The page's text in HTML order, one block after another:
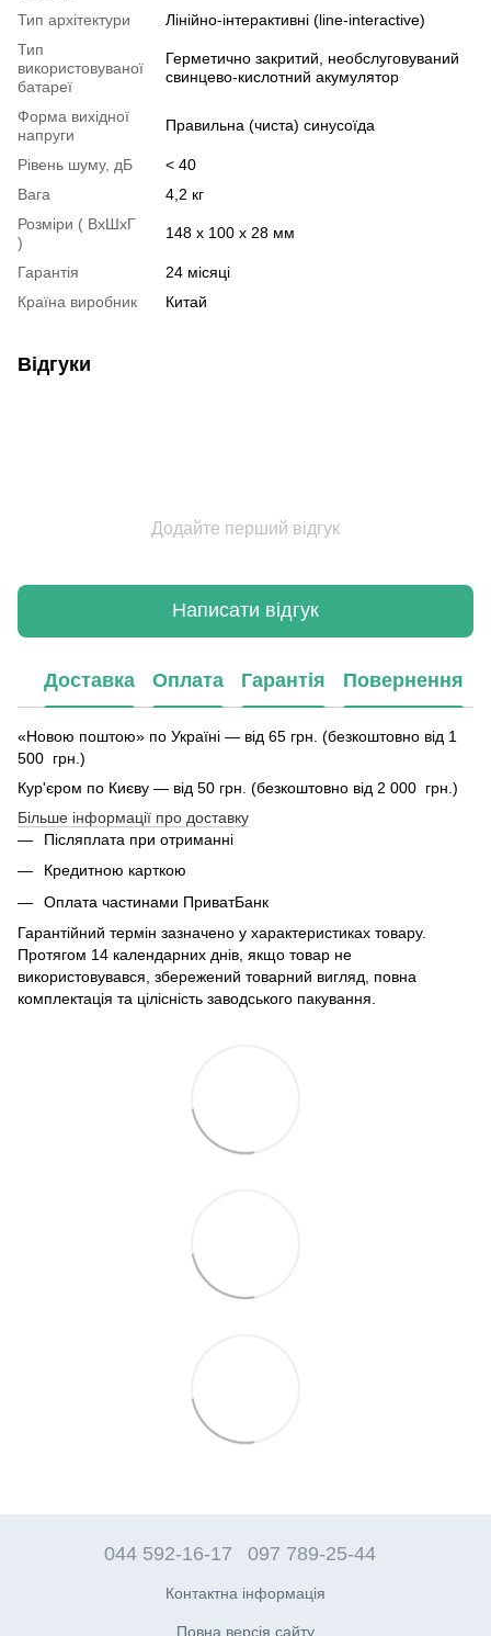
Тип архітектури
Лінійно-інтерактивні (line-interactive)
Тип
використовуваної
батареї
Герметично закритий, необслуговуваний
свинцево-кислотний акумулятор
Форма вихідної
напруги
Правильна (чиста) синусоїда
Рівень шуму, дБ
< 40
Вага
4,2 кг
Розміри ( ВхШхГ
)
148 x 100 x 28 мм
Гарантія
24 місяці
Країна виробник
Китай
Відгуки
Додайте перший відгук
Написати відгук
Доставка Оплата Гарантія Повернення
«Новою поштою» по Україні — від 65 грн. (безкоштовно від 1
500 грн.)
Кур'єром по Києву — від 50 грн. (безкоштовно від 2 000 грн.)
Більше інформації про доставку
Післяплата при отриманні
Кредитною карткою
Оплата частинами ПриватБанк
Гарантійний термін зазначено у характеристиках товару.
Протягом 14 календарних днів, якщо товар не
використовувався, збережений товарний вигляд, повна
комплектація та цілісність заводського пакування.
044 592-16-17 097 789-25-44
Контактна інформація
Повна версія сайту